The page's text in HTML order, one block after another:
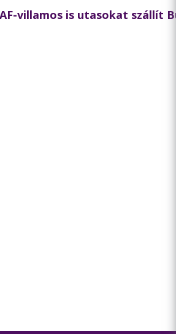
villamos is utasokat szállít